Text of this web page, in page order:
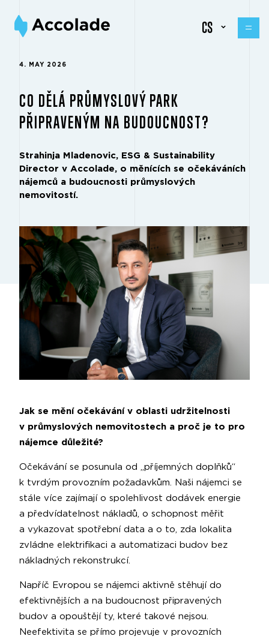
CS
4. MAY 2026
CO DĚLÁ PRŮMYSLOVÝ PARK
PŘIPRAVENÝM NA BUDOUCNOST?
Strahinja Mladenovic, ESG & Sustainability
Director v Accolade, o měnících se očekáváních
nájemců a budoucnosti průmyslových
nemovitostí.
Jak se mění očekávání v oblasti udržitelnosti
v průmyslových nemovitostech a proč je to pro
nájemce důležité?
Očekávání se posunula od „příjemných doplňků“
k tvrdým provozním požadavkům. Naši nájemci se
stále více zajímají o spolehlivost dodávek energie
a předvídatelnost nákladů, o schopnost měřit
a vykazovat spotřební data a o to, zda lokalita
zvládne elektrifikaci a automatizaci budov bez
nákladných rekonstrukcí.
Napříč Evropou se nájemci aktivně stěhují do
efektivnějších a na budoucnost připravených
budov a opouštějí ty, které takové nejsou.
Neefektivita se přímo projevuje v provozních